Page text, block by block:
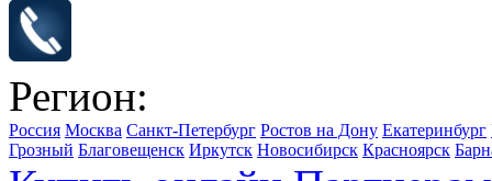
Регион:
Россия Москва Санкт-Петербург Ростов на Дону Екатеринбург
Грозный Благовещенск Иркутск Новосибирск Красноярск